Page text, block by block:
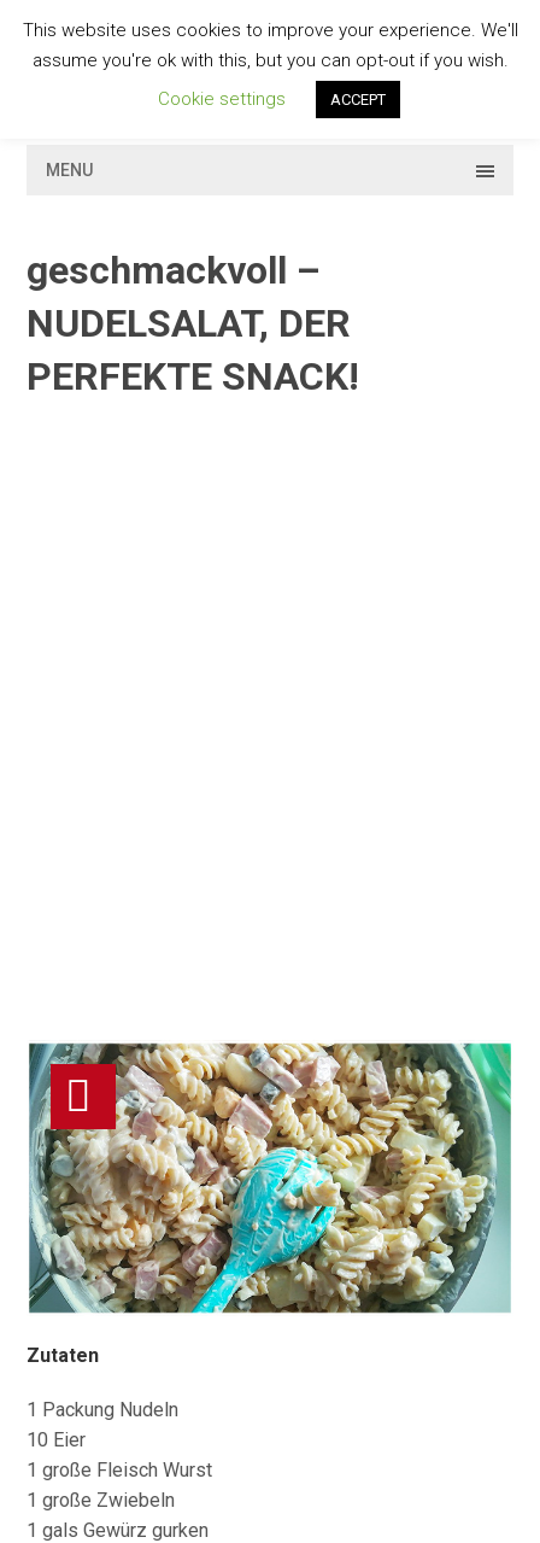
contentGESCHMACKVOLL
MENU
geschmackvoll –
NUDELSALAT, DER
PERFEKTE SNACK!
Zutaten
1 Packung Nudeln
10 Eier
1 große Fleisch Wurst
1 große Zwiebeln
1 gals Gewürz gurken
This website uses cookies to improve your experience. We'll
assume you're ok with this, but you can opt-out if you wish.
Cookie settings
ACCEPT